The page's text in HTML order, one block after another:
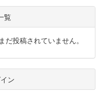
覧
投稿されていません。
ン